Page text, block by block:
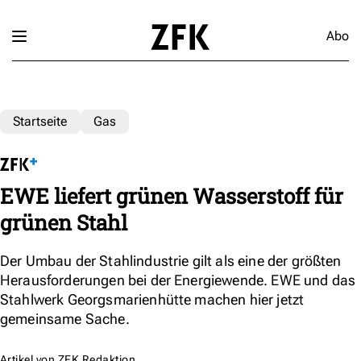
Abo
Startseite Gas
EWE liefert grünen Wasserstoff für
grünen Stahl
Der Umbau der Stahlindustrie gilt als eine der größten
Herausforderungen bei der Energiewende. EWE und das
Stahlwerk Georgsmarienhütte machen hier jetzt
gemeinsame Sache.